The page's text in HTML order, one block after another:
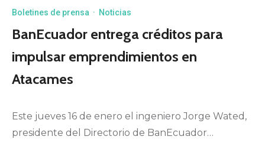
Boletines de prensa · Noticias
BanEcuador entrega créditos para
impulsar emprendimientos en
Atacames
Este jueves 16 de enero el ingeniero Jorge Wated,
presidente del Directorio de BanEcuador…